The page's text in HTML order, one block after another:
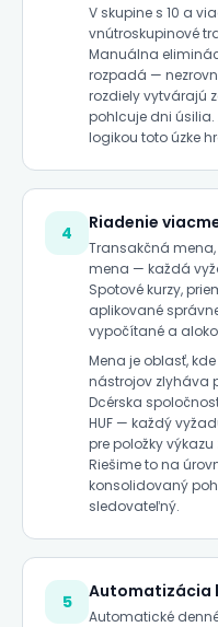
V skupine s 10 a
vnútroskupinové
Manuálna
rozpadá —
rozdiely vytvárajú
pohlcuje dni
logikou toto úzke
4 Riadenie
Transakčná
mena — každá
Spotové kurzy,
aplikované
vypočítané a
Mena je oblasť,
nástrojov zlyháva
Dcérska
HUF — každý
pre položky
Riešime to na
konsolidovaný
sledovateľný.
5 Automatizácia
Automatické